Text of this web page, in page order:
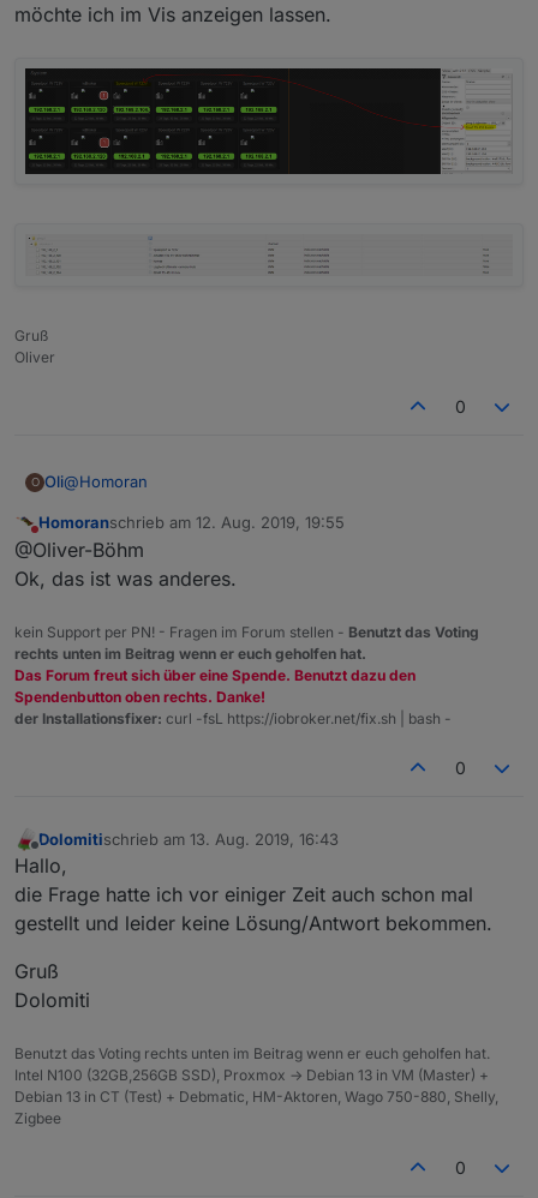
möchte ich im Vis anzeigen lassen.
Gruß
Oliver
0
O Oli@Homoran
ich frage über den Ping Adapter ab, ob meine Gräte online
sind, Im Ping Adapter sind ja Namen hinterlegt, welche in
ein State eingetragen werden, diesen Namen möchte ich im
Nicht stören
Homoranschrieb am 12. Aug. 2019, 19:55
zuletzt editiert von
@Oliver-Böhm
Ok, das ist was anderes.
kein Support per PN! - Fragen im Forum stellen - Benutzt das Voting
rechts unten im Beitrag wenn er euch geholfen hat.
Das Forum freut sich über eine Spende. Benutzt dazu den
Spendenbutton oben rechts. Danke!
der Installationsfixer: curl -fsL https://iobroker.net/fix.sh | bash -
0
Offline
Dolomitischrieb am 13. Aug. 2019, 16:43
zuletzt editiert von
Hallo,
die Frage hatte ich vor einiger Zeit auch schon mal
gestellt und leider keine Lösung/Antwort bekommen.
Gruß
Dolomiti
Benutzt das Voting rechts unten im Beitrag wenn er euch geholfen hat.
Intel N100 (32GB,256GB SSD), Proxmox -> Debian 13 in VM (Master) +
Debian 13 in CT (Test) + Debmatic, HM-Aktoren, Wago 750-880, Shelly,
Zigbee
0